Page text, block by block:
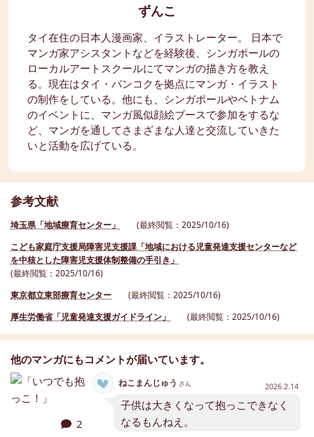
ずんこ
タイ在住の日本人漫画家、イラストレーター。 日本で
マンガ家アシスタントなどを経験後、シンガポールの
ローカルアートスクールにてマンガの描き方を教え
る。現在はタイ・バンコクを拠点にマンガ・イラスト
の制作をしている。他にも、シンガポールやベトナム
のイベントに、マンガ風似顔絵ブースで参加をするな
ど、マンガを通してさまざまな人達と交流していきた
いと活動を広げている。
参考文献
埼玉県「地域療育センター」
(最終閲覧：2025/10/16)
こども家庭庁支援局障害児支援課「地域における児童発達支援センターなど
を中核とした障害児支援体制整備の手引き」
(最終閲覧：2025/10/16)
東京都立東部療育センター
(最終閲覧：2025/10/16)
厚生労働省「児童発達支援ガイドライン」
(最終閲覧：2025/10/16)
他のマンガにもコメントが届いています。
2
ねこまんじゅう さん 2026.2.14
子供は大きくなって抱っこできなく
なるもんねえ。